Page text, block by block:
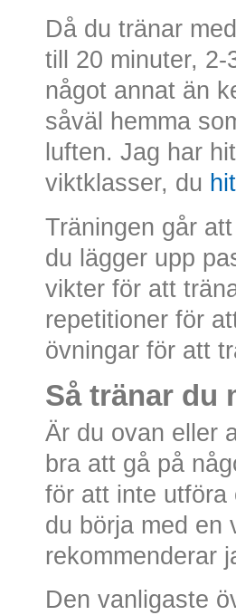
Då du tränar
till 20 minuter,
något annat än
såväl hemma
luften. Jag har
viktklasser, du
Träningen går
du lägger upp
vikter för att
repetitioner för
övningar för att
Så tränar du
Är du ovan eller
bra att gå på
för att inte utföra
du börja med en
rekommenderar
Den vanligaste